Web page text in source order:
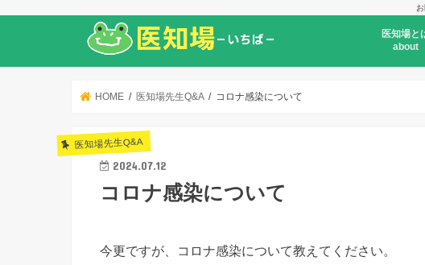
医知場と
about
HOME 医知場先生Q&A コロナ感染について
医知場先生Q&A
2024.07.12
コロナ感染について
今更ですが、コロナ感染について教えてください。